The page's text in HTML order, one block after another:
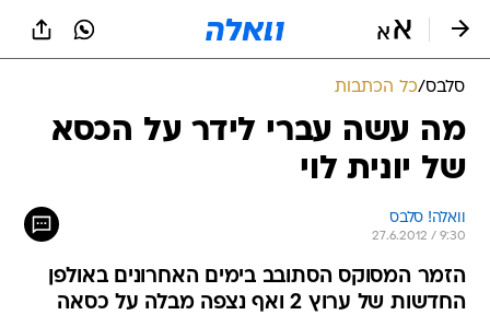
סלבס/כל הכתבות
מה עשה עברי לידר על הכסא
של יונית לוי
וואלה! סלבס
27.6.2012 / 9:30
הזמר המסוקס הסתובב בימים האחרונים באולפן
החדשות של ערוץ 2 ואף נצפה מבלה על כסאה